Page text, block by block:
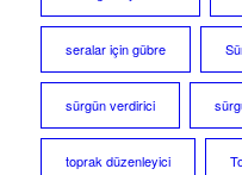
seralar için gübre
sürgün verdirici
toprak düzenleyici